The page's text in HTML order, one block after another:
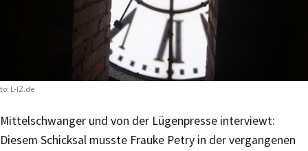
L-IZ.de
Mittelschwanger und von der Lügenpresse interviewt:
Diesem Schicksal musste Frauke Petry in der vergangenen